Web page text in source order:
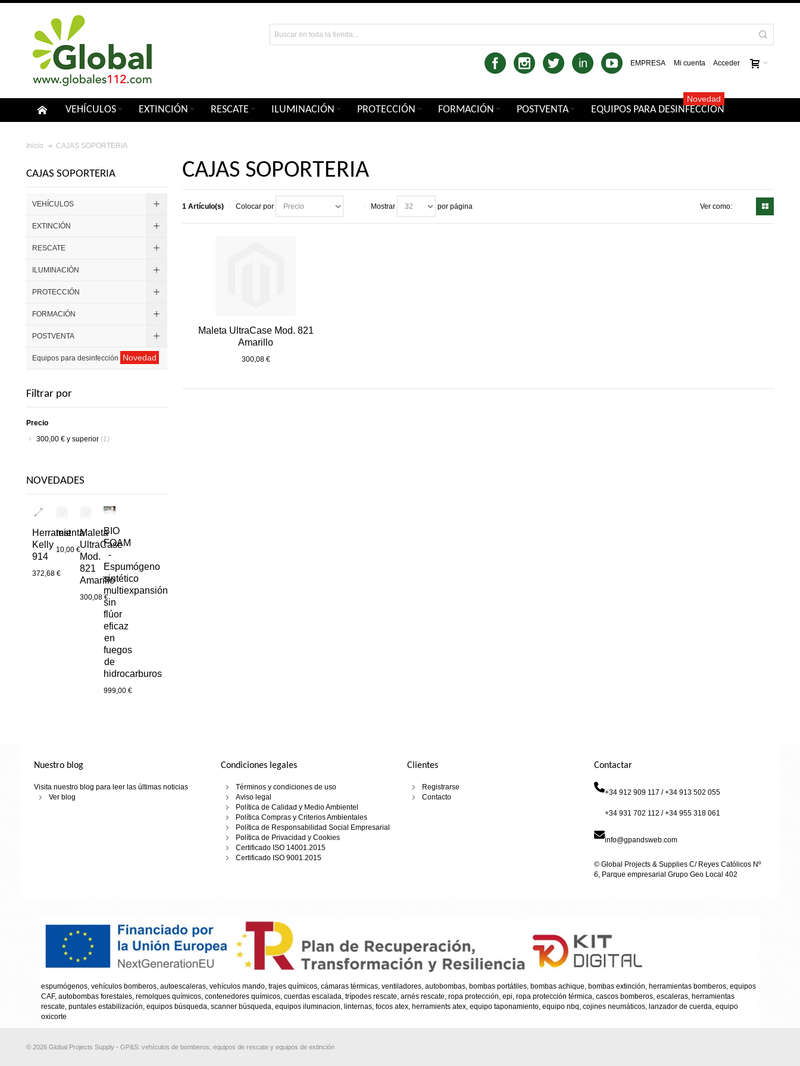
Mi cuenta Acceder
in EMPRESA
VEHÍCULOS EXTINCIÓN RESCATE ILUMINACIÓN PROTECCIÓN FORMACIÓN POSTVENTA EQUIPOS PARA DESINFECCIÓN
Novedad
Inicio CAJAS SOPORTERIA
CAJAS SOPORTERIA
1 Artículo(s) Colocar por Mostrar por página Ver como:
Maleta UltraCase Mod. 821
Amarillo
300,08 €
CAJAS SOPORTERIA
VEHÍCULOS
EXTINCIÓN
RESCATE
ILUMINACIÓN
PROTECCIÓN
FORMACIÓN
POSTVENTA
Equipos para desinfección Novedad
Filtrar por
Precio
300,00 € y superior (1)
NOVEDADES
Herramienta
Kelly
914
372,68 €
test
10,00 €
Maleta
UltraCase
Mod.
821
Amarillo
300,08 €
BIO
FOAM
-
Espumógeno
sintético
multiexpansión
sin
flúor
eficaz
en
fuegos
de
hidrocarburos
999,00 €
Nuestro blog
Visita nuestro blog para leer las últimas noticias
Ver blog
Condiciones legales
Términos y condiciones de uso
Aviso legal
Política de Calidad y Medio Ambientel
Política Compras y Criterios Ambientales
Política de Responsabilidad Social Empresarial
Política de Privacidad y Cookies
Certificado ISO 14001.2015
Certificado ISO 9001.2015
Clientes
Registrarse
Contacto
Contactar
+34 912 909 117 / +34 913 502 055
+34 931 702 112 / +34 955 318 061
info@gpandsweb.com
© Global Projects & Supplies C/ Reyes Católicos Nº
6, Parque empresarial Grupo Geo Local 402
espumógenos, vehículos bomberos, autoescaleras, vehículos mando, trajes químicos, cámaras térmicas, ventiladores, autobombas, bombas portátiles, bombas achique, bombas extinción, herramientas bomberos, equipos
CAF, autobombas forestales, remolques químicos, contenedores químicos, cuerdas escalada, trípodes rescate, arnés rescate, ropa protección, epi, ropa protección térmica, cascos bomberos, escaleras, herramientas
rescate, puntales estabilización, equipos búsqueda, scanner búsqueda, equipos iluminacion, linternas, focos atex, herramients atex, equipo taponamiento, equipo nbq, cojines neumáticos, lanzador de cuerda, equipo
oxicorte
© 2026 Global Projects Supply - GP&S: vehículos de bomberos, equipos de rescate y equipos de extinción